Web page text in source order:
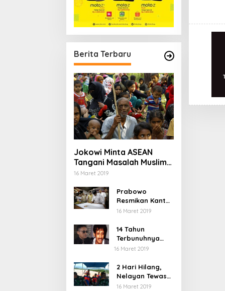
Berita Terbaru
Jokowi Minta ASEAN
Tangani Masalah Muslim
Rohingya di Rakhine
16 Maret 2019
Prabowo
Resmikan Kantor
DPD Gerindra di
16 Maret 2019
14 Tahun
Terbunuhnya
Munir, Polri
Tim Khusus
16 Maret 2019
2 Hari Hilang,
Nelayan Tewas
Mengambang di
16 Maret 2019